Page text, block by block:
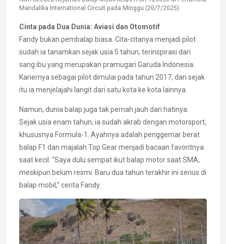
Mandalika International Circuit pada Minggu (20/7/2025).
Cinta pada Dua Dunia: Aviasi dan Otomotif
Fandy bukan pembalap biasa. Cita-citanya menjadi pilot
sudah ia tanamkan sejak usia 5 tahun, terinspirasi dari
sang ibu yang merupakan pramugari Garuda Indonesia.
Kariernya sebagai pilot dimulai pada tahun 2017, dan sejak
itu ia menjelajahi langit dari satu kota ke kota lainnya.
Namun, dunia balap juga tak pernah jauh dari hatinya.
Sejak usia enam tahun, ia sudah akrab dengan motorsport,
khususnya Formula-1. Ayahnya adalah penggemar berat
balap F1 dan majalah Top Gear menjadi bacaan favoritnya
saat kecil. “Saya dulu sempat ikut balap motor saat SMA,
meskipun belum resmi. Baru dua tahun terakhir ini serius di
balap mobil,” cerita Fandy.